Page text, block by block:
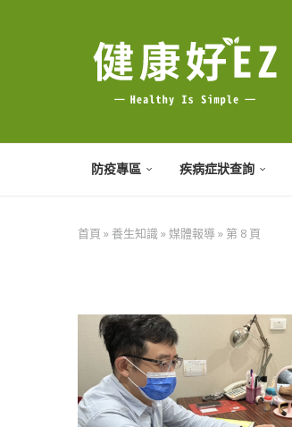
防疫專區 疾病症狀查詢
首頁 »養生知識 »媒體報導 » 第 8 頁